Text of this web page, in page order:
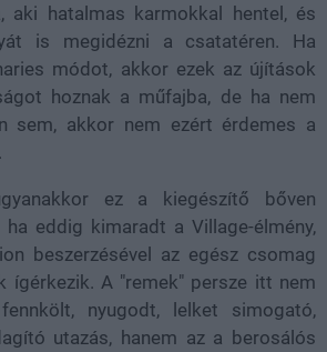
aki hatalmas karmokkal hentel, és
is megidézni a csatatéren. Ha
módot, akkor ezek az újítások
hoznak a műfajba, de ha nem
sem, akkor nem ezért érdemes a
ez a kiegészítő bőven
eddig kimaradt a Village-élmény,
beszerzésével az egész csomag
ígérkezik. A "remek" persze itt nem
nyugodt, lelket simogató,
utazás, hanem az a berosálós